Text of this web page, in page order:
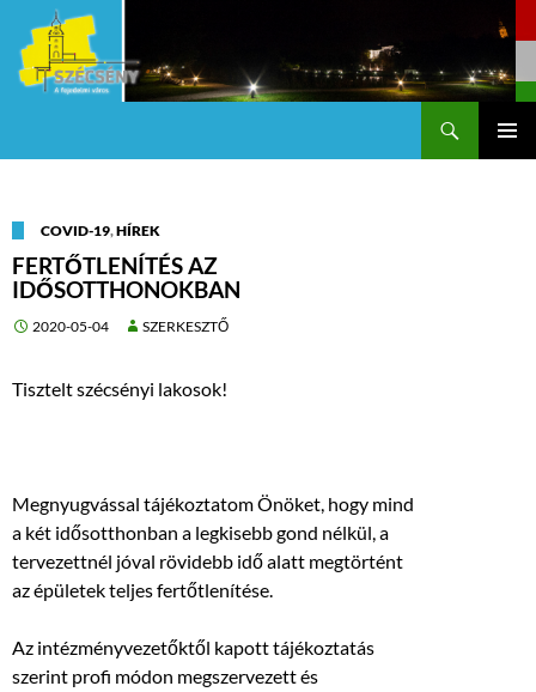
COVID-19,HÍREK
FERTŐTLENÍTÉS AZ
IDŐSOTTHONOKBAN
2020-05-04 SZERKESZTŐ
Tisztelt szécsényi lakosok!
Megnyugvással tájékoztatom Önöket, hogy mind
a két idősotthonban a legkisebb gond nélkül, a
tervezettnél jóval rövidebb idő alatt megtörtént
az épületek teljes fertőtlenítése.
Az intézményvezetőktől kapott tájékoztatás
szerint profi módon megszervezett és